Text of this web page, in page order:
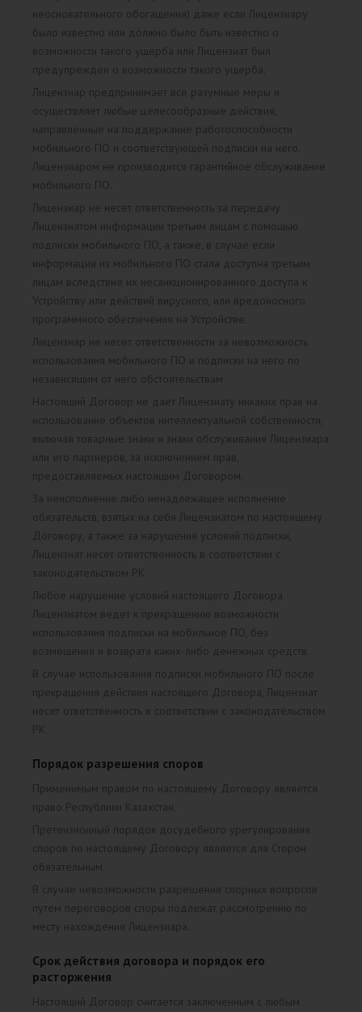
неосновательного обогащения) даже если Лицензиару
было известно или должно было быть известно о
возможности такого ущерба или Лицензиат был
предупрежден о возможности такого ущерба.
Лицензиар предпринимает все разумные меры и
осуществляет любые целесообразные действия,
направленные на поддержание работоспособности
мобильного ПО и соответствующей подписки на него.
Лицензиаром не производится гарантийное обслуживание
мобильного ПО.
Лицензиар не несет ответственность за передачу
Лицензиатом информации третьим лицам с помощью
подписки мобильного ПО, а также, в случае если
информация из мобильного ПО стала доступна третьим
лицам вследствие их несанкционированного доступа к
Устройству или действий вирусного, или вредоносного
программного обеспечения на Устройстве.
Лицензиар не несет ответственности за невозможность
использования мобильного ПО и подписки на него по
независящим от него обстоятельствам.
Настоящий Договор не дает Лицензиату никаких прав на
использование объектов интеллектуальной собственности,
включая товарные знаки и знаки обслуживания Лицензиара
или его партнеров, за исключением прав,
предоставляемых настоящим Договором.
За неисполнение либо ненадлежащее исполнение
обязательств, взятых на себя Лицензиатом по настоящему
Договору, а также за нарушения условий подписки,
Лицензиат несет ответственность в соответствии с
законодательством РК.
Любое нарушение условий настоящего Договора
Лицензиатом ведет к прекращению возможности
использования подписки на мобильное ПО, без
возмещения и возврата каких-либо денежных средств.
В случае использования подписки мобильного ПО после
прекращения действия настоящего Договора, Лицензиат
несет ответственность в соответствии с законодательством
РК.
Порядок разрешения споров
Применимым правом по настоящему Договору является
право Республики Казахстан.
Претензионный порядок досудебного урегулирования
споров по настоящему Договору является для Сторон
обязательным.
В случае невозможности разрешения спорных вопросов
путем переговоров споры подлежат рассмотрению по
месту нахождения Лицензиара.
Срок действия договора и порядок его
расторжения
Настоящий Договор считается заключенным с любым